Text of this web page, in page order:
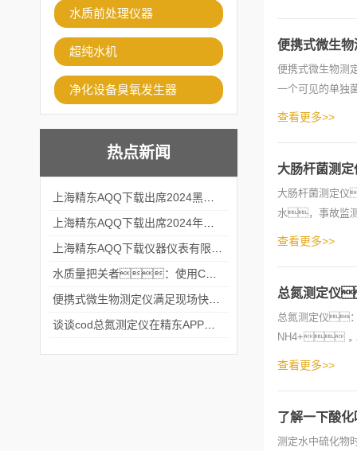
水质前处理仪器
超纯水机
净化设备臭氧发生器
热点新闻
便携式微生
便携式微生物
一个可见的单
的总活菌数
查看更多>>
大肠杆菌测
大肠杆菌测定
水，事故监
些指标呢?精东
查看更多>>
总氮测定仪
总氮测定仪
NH4+，
度。总氮
查看更多>>
了解一下酸
测定水中硫化